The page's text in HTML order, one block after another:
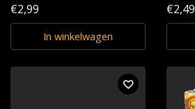
€2,99
In winkelwagen
€2,49